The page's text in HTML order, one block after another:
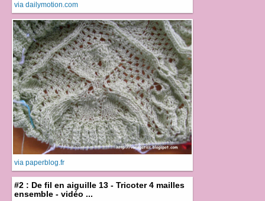
via dailymotion.com
via paperblog.fr
#2 : De fil en aiguille 13 - Tricoter 4 mailles
ensemble - vidéo ...